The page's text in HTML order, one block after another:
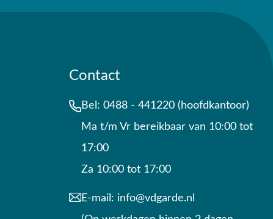
Contact
Bel: 0488 - 441220 (hoofdkantoor)
Ma t/m Vr bereikbaar van 10:00 tot
17:00
Za 10:00 tot 17:00
E-mail: info@vdgarde.nl